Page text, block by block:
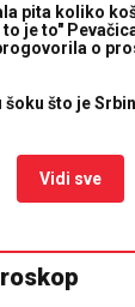
pita koliko
to je to"
o
šoku što je
Vidi sve